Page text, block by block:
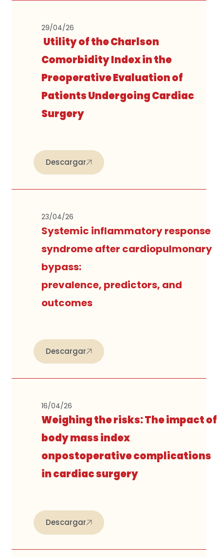
29/04/26
Utility of the Charlson
Comorbidity Index in the
Preoperative Evaluation of
Patients Undergoing Cardiac
Surgery
Descargar
23/04/26
Systemic inflammatory response
syndrome after cardiopulmonary
bypass:
prevalence, predictors, and
outcomes
Descargar
16/04/26
Weighing the risks: The impact of
body mass index
onpostoperative complications
in cardiac surgery
Descargar